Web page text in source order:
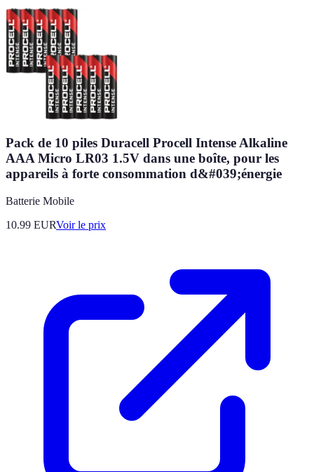
Pack de 10 piles Duracell Procell Intense Alkaline
AAA Micro LR03 1.5V dans une boîte, pour les
appareils à forte consommation d&#039;énergie
Batterie Mobile
10.99 EURVoir le prix